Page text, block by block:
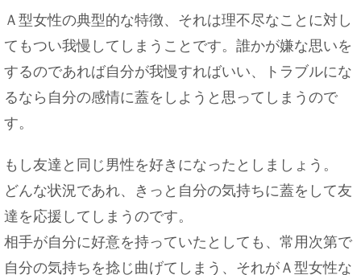
Ａ型女性の典型的な特徴、それは理不尽なことに対し
てもつい我慢してしまうことです。誰かが嫌な思いを
するのであれば自分が我慢すればいい、トラブルにな
るなら自分の感情に蓋をしようと思ってしまうので
す。
もし友達と同じ男性を好きになったとしましょう。
どんな状況であれ、きっと自分の気持ちに蓋をして友
達を応援してしまうのです。
相手が自分に好意を持っていたとしても、常用次第で
自分の気持ちを捻じ曲げてしまう、それがＡ型女性な